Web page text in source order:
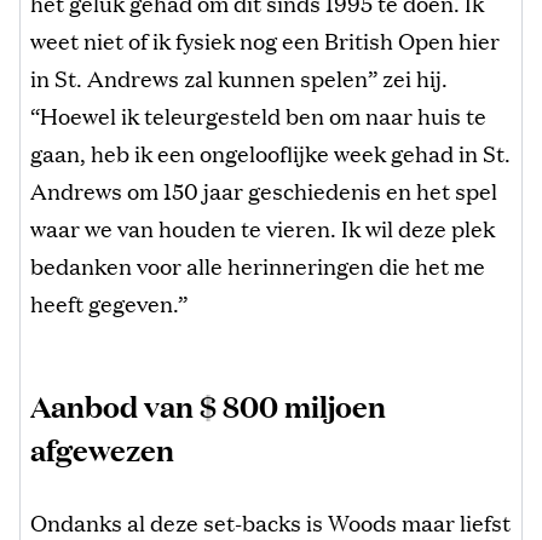
weet niet of ik fysiek nog een British Open hier
in St. Andrews zal kunnen spelen” zei hij.
“Hoewel ik teleurgesteld ben om naar huis te
gaan, heb ik een ongelooflijke week gehad in St.
Andrews om 150 jaar geschiedenis en het spel
waar we van houden te vieren. Ik wil deze plek
bedanken voor alle herinneringen die het me
heeft gegeven.”
Aanbod van $ 800 miljoen
afgewezen
Ondanks al deze set-backs is Woods maar liefst